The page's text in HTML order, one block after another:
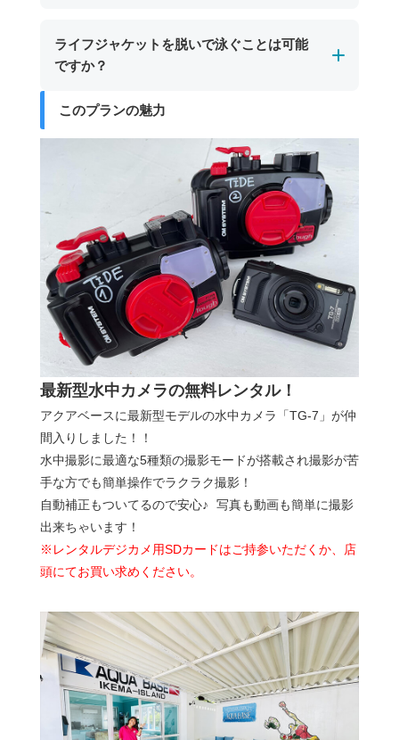
楽しみいただけますのでご安心ください。
所要時間及びご案内するポイント数が異なりま
す。
間3時間で2～3スポット
要時間4.5時間で3～4スポット
ライフジャケットを脱いで泳ぐことは可能
ですか？
安全管理上の観点から、ライフジャケットを外
してシュノーケリングにご参加いただくことは
できません。全てのお客様にライフジャケット
を着用いただいております。
このプランの魅力
最新型水中カメラの無料レンタル！
アクアベースに最新型モデルの水中カメラ「TG-7」が仲
間入りしました！！
水中撮影に最適な5種類の撮影モードが搭載され撮影が苦
手な方でも簡単操作でラクラク撮影！
自動補正もついてるので安心♪ 写真も動画も簡単に撮影
出来ちゃいます！
※レンタルデジカメ用SDカードはご持参いただくか、店
頭にてお買い求めください。